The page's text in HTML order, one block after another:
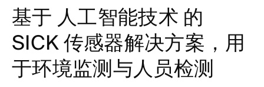
基于 人工智能技术 的
SICK 传感器解决方案，用
于环境监测与人员检测